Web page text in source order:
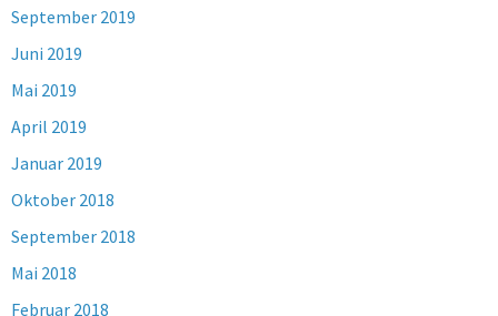
September 2019
Juni 2019
Mai 2019
April 2019
Januar 2019
Oktober 2018
September 2018
Mai 2018
Februar 2018